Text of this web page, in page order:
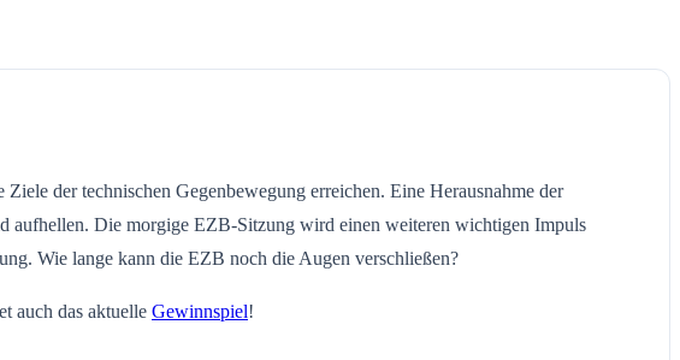
der technischen Gegenbewegung erreichen. Eine Herausnahme der
aufhellen. Die morgige EZB-Sitzung wird einen weiteren wichtigen Impuls
Wie lange kann die EZB noch die Augen verschließen?
auch das aktuelle Gewinnspiel!